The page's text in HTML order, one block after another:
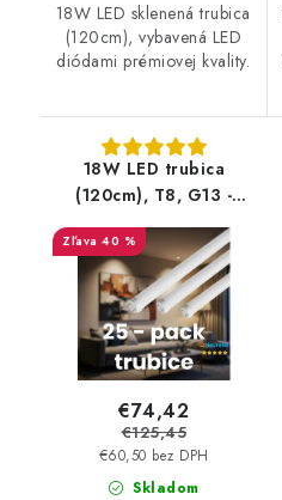
18W LED sklenená trubica
(120cm), vybavená LED
diódami prémiovej kvality.
18W LED trubica
(120cm), T8, G13 -
1850lm - sklenená | 25
- PACK
40 %
Skladom
€60,50 bez DPH
€74,42
€125,45